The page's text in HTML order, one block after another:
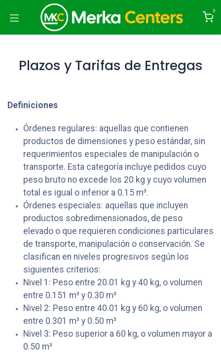
Ir al contenido
0
Plazos y Tarifas de Entregas
Definiciones
Órdenes regulares: aquellas que contienen
productos de dimensiones y peso estándar, sin
requerimientos especiales de manipulación o
transporte. Esta categoría incluye pedidos cuyo
peso bruto no excede los 20 kg y cuyo volumen
total es igual o inferior a 0.15 m³.
Órdenes especiales: aquellas que incluyen
productos sobredimensionados, de peso
elevado o que requieren condiciones particulares
de transporte, manipulación o conservación. Se
clasifican en niveles progresivos según los
siguientes criterios:
Nivel 1: Peso entre 20.01 kg y 40 kg, o volumen
entre 0.151 m³ y 0.30 m³
Nivel 2: Peso entre 40.01 kg y 60 kg, o volumen
entre 0.301 m³ y 0.50 m³
Nivel 3: Peso superior a 60 kg, o volumen mayor a
0.50 m³